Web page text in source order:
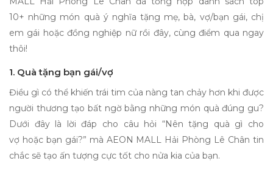
10+ những món quà ý nghĩa tặng mẹ, bà, vợ/bạn gái, chị
em gái hoặc đồng nghiệp nữ rồi đây, cùng điểm qua ngay
thôi!
1. Quà tặng bạn gái/vợ
Điều gì có thể khiến trái tim của nàng tan chảy hơn khi được
người thương tạo bất ngờ bằng những món quà đúng gu?
Dưới đây là lời đáp cho câu hỏi “Nên tặng quà gì cho
vợ hoặc bạn gái?” mà AEON MALL Hải Phòng Lê Chân tin
chắc sẽ tạo ấn tượng cực tốt cho nửa kia của bạn.